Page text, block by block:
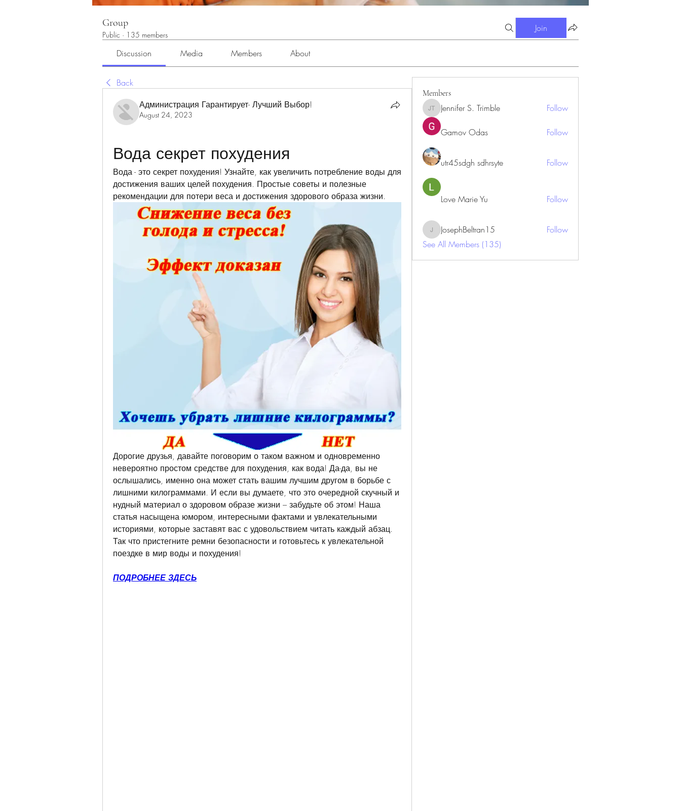
Group
Public · 135 members
Join
Discussion Media Members About
Back
Администрация Гарантирует- Лучший Выбор!
August 24, 2023
Вода секрет похудения
Вода - это секрет похудения! Узнайте, как увеличить потребление воды для
достижения ваших целей похудения. Простые советы и полезные
рекомендации для потери веса и достижения здорового образа жизни.
Дорогие друзья, давайте поговорим о таком важном и одновременно
невероятно простом средстве для похудения, как вода! Да-да, вы не
ослышались, именно она может стать вашим лучшим другом в борьбе с
лишними килограммами. И если вы думаете, что это очередной скучный и
нудный материал о здоровом образе жизни – забудьте об этом! Наша
статья насыщена юмором, интересными фактами и увлекательными
историями, которые заставят вас с удовольствием читать каждый абзац.
Так что пристегните ремни безопасности и готовьтесь к увлекательной
поездке в мир воды и похудения!
ПОДРОБНЕЕ ЗДЕСЬ
Members
Jennifer S. Trimble
Jennifer S. Trimble Follow
Gamov Odas Follow
utr45sdgh sdhrsyte Follow
Love Marie Yu Follow
JosephBeltran15
JosephBeltran15
Follow
See All Members (135)